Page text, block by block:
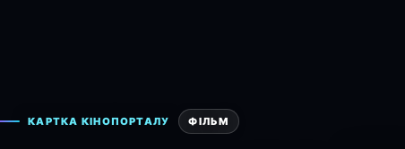
КАРТКА КІНОПОРТАЛУ ФІЛЬМ